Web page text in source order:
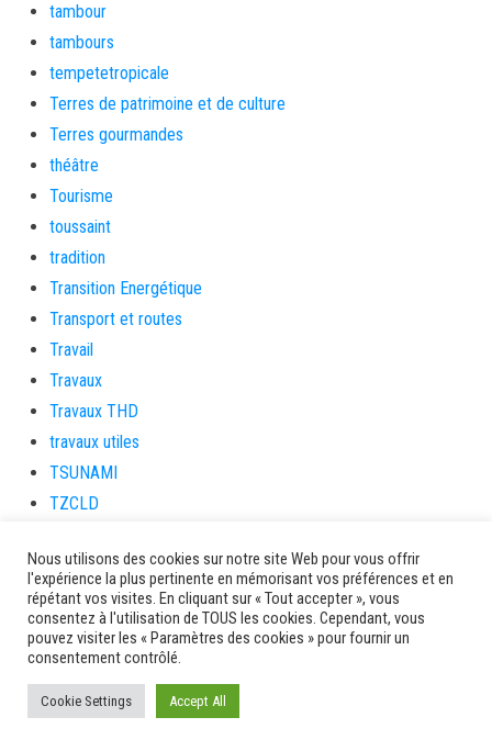
tambour
tambours
tempetetropicale
Terres de patrimoine et de culture
Terres gourmandes
théâtre
Tourisme
toussaint
tradition
Transition Energétique
Transport et routes
Travail
Travaux
Travaux THD
travaux utiles
TSUNAMI
TZCLD
Venir en Martinique
Video
vidététladjéko
Vie Municipale
Viechere
vigilanceROUGE
Nous utilisons des cookies sur notre site Web pour vous offrir
l'expérience la plus pertinente en mémorisant vos préférences et en
répétant vos visites. En cliquant sur « Tout accepter », vous
consentez à l'utilisation de TOUS les cookies. Cependant, vous
pouvez visiter les « Paramètres des cookies » pour fournir un
consentement contrôlé.
Cookie Settings Accept All